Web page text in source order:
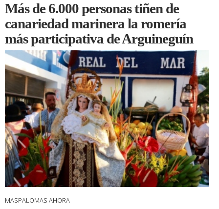
Más de 6.000 personas tiñen de
canariedad marinera la romería
más participativa de Arguineguín
MASPALOMAS AHORA